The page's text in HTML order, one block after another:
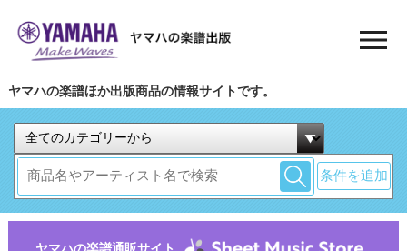
ヤマハの楽譜ほか出版商品の情報サイトです。
条件を追加